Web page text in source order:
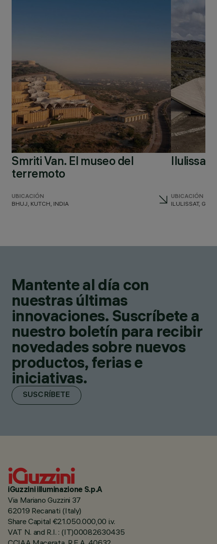
Smriti Van. El museo del
terremoto
UBICACIÓN
BHUJ, KUTCH, INDIA
Ilulissat
UBICACIÓN
ILULISSAT,
Mantente al día con
nuestras últimas
innovaciones. Suscríbete a
nuestro boletín para recibir
novedades sobre nuevos
productos, ferias e
iniciativas.
SUSCRÍBETE
iGuzzini illuminazione S.p.A
Via Mariano Guzzini 37
62019 Recanati (Italy)
Share Capital €21.050.000,00 i.v.
VAT N. and R.I. : (IT)00082630435